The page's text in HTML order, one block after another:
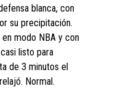
blanca, con
su precipitación.
modo NBA y con
listo para
de 3 minutos el
Normal.